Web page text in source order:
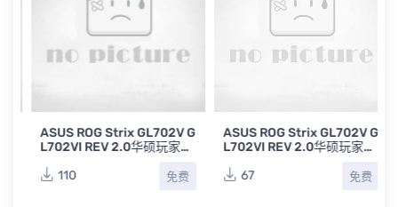
ASUS ROG Strix GL702V G
L702VI REV 2.0华硕玩家国
110
免费
ASUS ROG Strix GL702V G
L702VI REV 2.0华硕玩家国
67
免费